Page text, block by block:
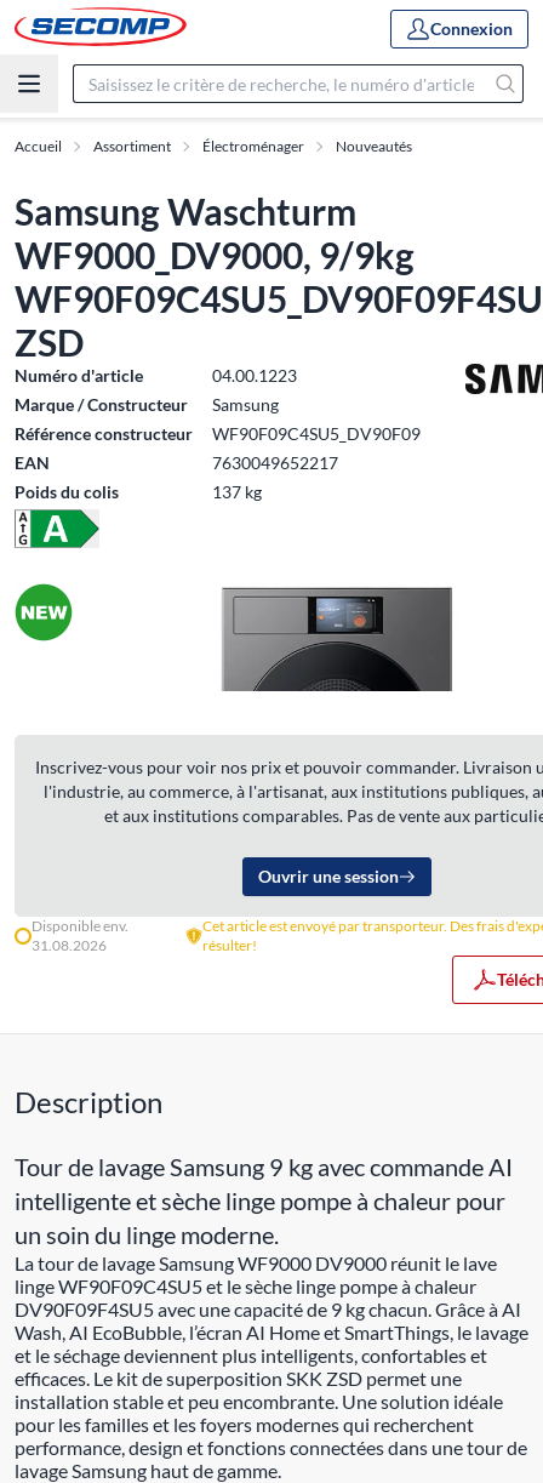
Connexion
Accueil Assortiment Électroménager Nouveautés
Samsung Waschturm
WF9000_DV9000, 9/9kg
ZSD
Numéro d'article
04.00.1223
Marque / Constructeur
Samsung
Référence constructeur
WF90F09C4SU5_DV90F09
EAN
7630049652217
Poids du colis
137 kg
Inscrivez-vous pour voir nos prix et pouvoir commander. Livraison
l'industrie, au commerce, à l'artisanat, aux institutions publiques,
et aux institutions comparables. Pas de vente aux
Ouvrir une session
Disponible env.
31.08.2026
Cet article est envoyé par transporteur. Des frais
résulter!
Description
Tour de lavage Samsung 9 kg avec commande AI
intelligente et sèche linge pompe à chaleur pour
un soin du linge moderne.
La tour de lavage Samsung WF9000 DV9000 réunit le lave
linge WF90F09C4SU5 et le sèche linge pompe à chaleur
DV90F09F4SU5 avec une capacité de 9 kg chacun. Grâce à AI
Wash, AI EcoBubble, l’écran AI Home et SmartThings, le lavage
et le séchage deviennent plus intelligents, confortables et
efficaces. Le kit de superposition SKK ZSD permet une
installation stable et peu encombrante. Une solution idéale
pour les familles et les foyers modernes qui recherchent
performance, design et fonctions connectées dans une tour de
lavage Samsung haut de gamme.